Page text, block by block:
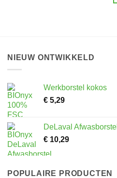
NIEUW ONTWIKKELD
Werkborstel kokos
€ 5,29
DeLaval Afwasborstel
€ 10,29
POPULAIRE PRODUCTEN